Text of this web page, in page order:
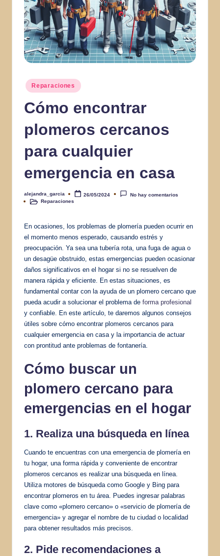
Publicado
en
Reparaciones
Cómo encontrar
plomeros cercanos
para cualquier
emergencia en casa
Publicado
por
alejandra_garcia 26/05/2024
No hay comentarios
PublicadoReparaciones
En ocasiones, los problemas de plomería pueden ocurrir en
el momento menos esperado, causando estrés y
preocupación. Ya sea una tubería rota, una fuga de agua o
un desagüe obstruido, estas emergencias pueden ocasionar
daños significativos en el hogar si no se resuelven de
manera rápida y eficiente. En estas situaciones, es
fundamental contar con la ayuda de un plomero cercano que
pueda acudir a solucionar el problema de forma profesional
y confiable. En este artículo, te daremos algunos consejos
útiles sobre cómo encontrar plomeros cercanos para
cualquier emergencia en casa y la importancia de actuar
con prontitud ante problemas de fontanería.
Cómo buscar un
plomero cercano para
emergencias en el hogar
1. Realiza una búsqueda en línea
Cuando te encuentras con una emergencia de plomería en
tu hogar, una forma rápida y conveniente de encontrar
plomeros cercanos es realizar una búsqueda en línea.
Utiliza motores de búsqueda como Google y Bing para
encontrar plomeros en tu área. Puedes ingresar palabras
clave como «plomero cercano» o «servicio de plomería de
emergencia» y agregar el nombre de tu ciudad o localidad
para obtener resultados más precisos.
2. Pide recomendaciones a